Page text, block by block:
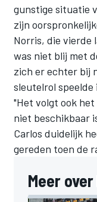
gunstige situatie
zijn
Norris, die vierde
was niet blij met
zich er echter bij
sleutelrol speelde
"Het volgt ook
niet beschikbaar
Carlos duidelijk
gereden toen de
Meer over